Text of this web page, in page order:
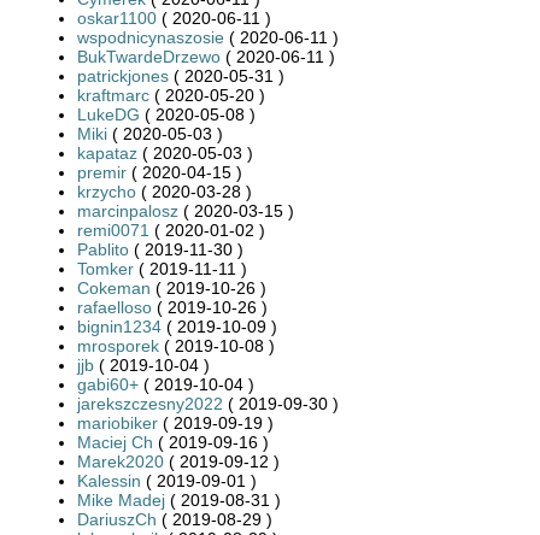
oskar1100 ( 2020-06-11 )
wspodnicynaszosie ( 2020-06-11 )
BukTwardeDrzewo ( 2020-06-11 )
patrickjones ( 2020-05-31 )
kraftmarc ( 2020-05-20 )
LukeDG ( 2020-05-08 )
Miki ( 2020-05-03 )
kapataz ( 2020-05-03 )
premir ( 2020-04-15 )
krzycho ( 2020-03-28 )
marcinpalosz ( 2020-03-15 )
remi0071 ( 2020-01-02 )
Pablito ( 2019-11-30 )
Tomker ( 2019-11-11 )
Cokeman ( 2019-10-26 )
rafaelloso ( 2019-10-26 )
bignin1234 ( 2019-10-09 )
mrosporek ( 2019-10-08 )
jjb ( 2019-10-04 )
gabi60+ ( 2019-10-04 )
jarekszczesny2022 ( 2019-09-30 )
mariobiker ( 2019-09-19 )
Maciej Ch ( 2019-09-16 )
Marek2020 ( 2019-09-12 )
Kalessin ( 2019-09-01 )
Mike Madej ( 2019-08-31 )
DariuszCh ( 2019-08-29 )